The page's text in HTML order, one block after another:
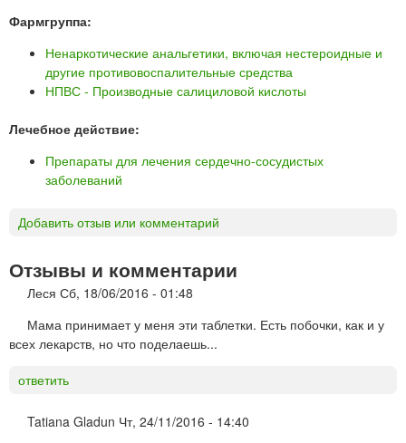
Фармгруппа:
Ненаркотические анальгетики, включая нестероидные и
другие противовоспалительные средства
НПВС - Производные салициловой кислоты
Лечебное действие:
Препараты для лечения сердечно-сосудистых
заболеваний
Добавить отзыв или комментарий
Отзывы и комментарии
Леся Сб, 18/06/2016 - 01:48
Мама принимает у меня эти таблетки. Есть побочки, как и у
всех лекарств, но что поделаешь...
ответить
Tatiana Gladun Чт, 24/11/2016 - 14:40